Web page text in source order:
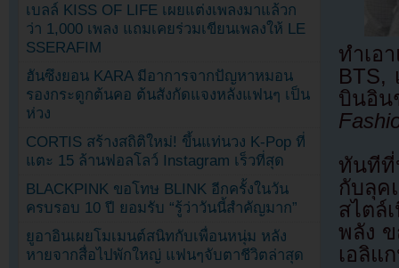
ทำเ
BTS,
บินอิน
ทันทีที่
กับลุค
สไตล์
พลัง
เอลิแ
เบลล์ KISS OF LIFE เผยแต่งเพลงมาแล้วก
ว่า 1,000 เพลง แถมเคยร่วมเขียนเพลงให้ LE
SSERAFIM
ฮันซึงยอน KARA มีอาการจากปัญหาหมอน
รองกระดูกต้นคอ ต้นสังกัดแจงหลังแฟนๆ เป็น
ห่วง
CORTIS สร้างสถิติใหม่! ขึ้นแท่นวง K-Pop ที่
แตะ 15 ล้านฟอลโลว์ Instagram เร็วที่สุด
BLACKPINK ขอโทษ BLINK อีกครั้งในวัน
ครบรอบ 10 ปี ยอมรับ “รู้ว่าวันนี้สำคัญมาก”
ยูอาอินเผยโมเมนต์สนิทกับเพื่อนหนุ่ม หลัง
หายจากสื่อไปพักใหญ่ แฟนๆจับตาชีวิตล่าสุด